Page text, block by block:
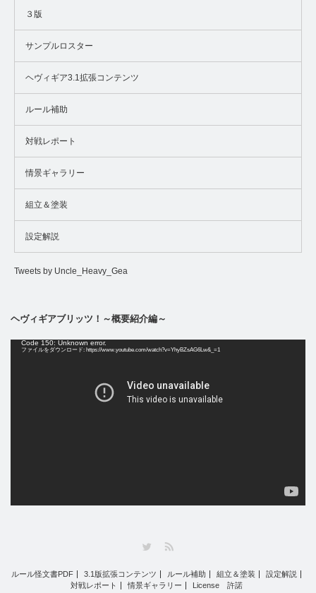
３版
サンプルロスター
ヘヴィギア3.1拡張コンテンツ
ルール補助
対戦レポート
情景ギャラリー
組立＆塗装
設定解説
Tweets by Uncle_Heavy_Gea
ヘヴィギアブリッツ！～概要紹介編～
Code 150: Unknown error.
ファイルをダウンロード: https://www.youtube.com/watch?v=YhyBZsAG6Lw&_=1
ルール怪文書PDF 3.1版拡張コンテンツ ルール補助 組立＆塗装
設定解説
対戦レポート
情景ギャラリー License 許諾